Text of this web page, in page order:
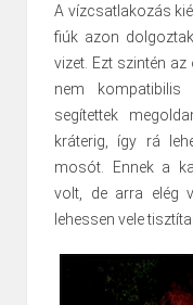
A vízcsatlakozás
fiúk azon
vizet. Ezt szintén
nem kompatibilis
segítettek
kráterig, így rá
mosót. Ennek a
volt, de arra elég
lehessen vele